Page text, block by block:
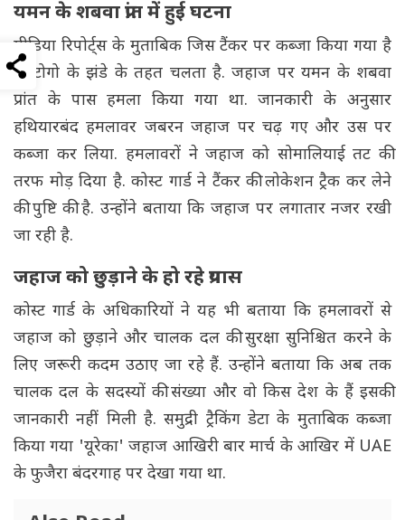
यमन के शबवा प्रांत में हुई घटना
मीडिया रिपोर्ट्स के मुताबिक जिस टैंकर पर कब्जा किया गया है
वो टोगो के झंडे के तहत चलता है. जहाज पर यमन के शबवा
प्रांत के पास हमला किया गया था. जानकारी के अनुसार
हथियारबंद हमलावर जबरन जहाज पर चढ़ गए और उस पर
कब्जा कर लिया. हमलावरों ने जहाज को सोमालियाई तट की
तरफ मोड़ दिया है. कोस्ट गार्ड ने टैंकर की लोकेशन ट्रैक कर लेने
की पुष्टि की है. उन्होंने बताया कि जहाज पर लगातार नजर रखी
जा रही है.
जहाज को छुड़ाने के हो रहे प्रयास
कोस्ट गार्ड के अधिकारियों ने यह भी बताया कि हमलावरों से
जहाज को छुड़ाने और चालक दल की सुरक्षा सुनिश्चित करने के
लिए जरूरी कदम उठाए जा रहे हैं. उन्होंने बताया कि अब तक
चालक दल के सदस्यों की संख्या और वो किस देश के हैं इसकी
जानकारी नहीं मिली है. समुद्री ट्रैकिंग डेटा के मुताबिक कब्जा
किया गया 'यूरेका' जहाज आखिरी बार मार्च के आखिर में UAE
के फुजैरा बंदरगाह पर देखा गया था.